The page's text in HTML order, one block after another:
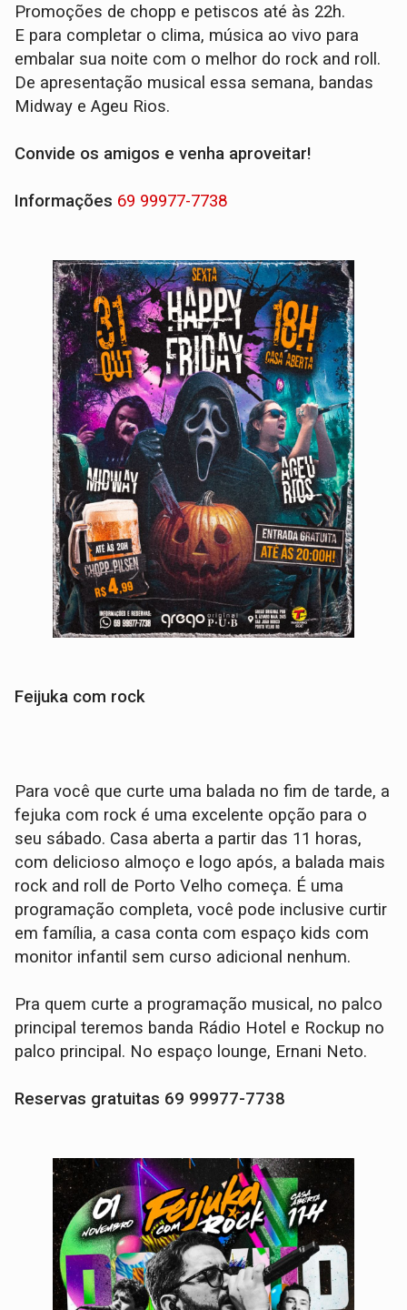
Promoções de chopp e petiscos até às 22h.
E para completar o clima, música ao vivo para
embalar sua noite com o melhor do rock and roll.
De apresentação musical essa semana, bandas
Midway e Ageu Rios.
Convide os amigos e venha aproveitar!
Informações 69 99977-7738
Feijuka com rock
Para você que curte uma balada no fim de tarde, a
fejuka com rock é uma excelente opção para o
seu sábado. Casa aberta a partir das 11 horas,
com delicioso almoço e logo após, a balada mais
rock and roll de Porto Velho começa. É uma
programação completa, você pode inclusive curtir
em família, a casa conta com espaço kids com
monitor infantil sem curso adicional nenhum.
Pra quem curte a programação musical, no palco
principal teremos banda Rádio Hotel e Rockup no
palco principal. No espaço lounge, Ernani Neto.
Reservas gratuitas 69 99977-7738